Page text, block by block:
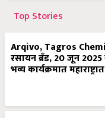
Top Stories
Arqivo, Tagros
रसायन ब्रँड, 20 जून 2025
भव्य कार्यक्रमात